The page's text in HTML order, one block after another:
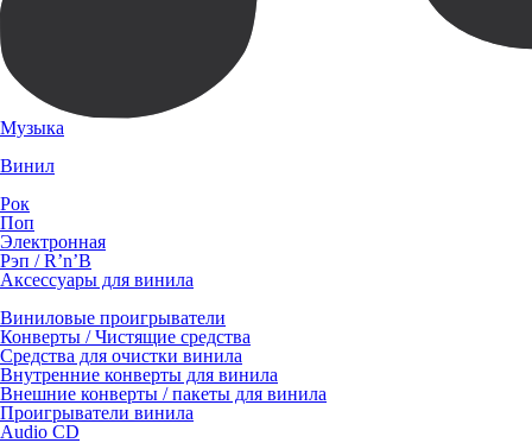
Музыка
Винил
Рок
Поп
Электронная
Рэп / R’n’B
Аксессуары для винила
Виниловые проигрыватели
Конверты / Чистящие средства
Средства для очистки винила
Внутренние конверты для винила
Внешние конверты / пакеты для винила
Проигрыватели винила
Audio CD